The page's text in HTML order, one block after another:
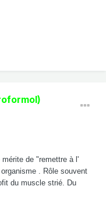
de "remettre à l'
. Rôle souvent
du muscle strié. Du